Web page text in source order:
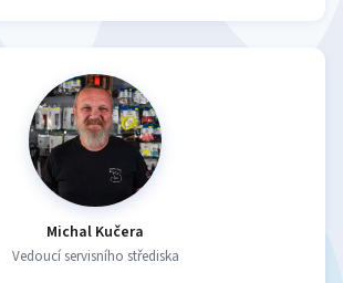
Michal Kučera
Vedoucí servisního střediska